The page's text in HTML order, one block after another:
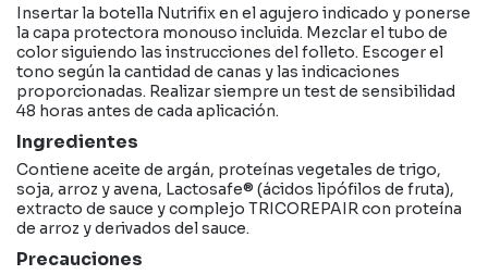
Insertar la botella Nutrifix en el agujero indicado y ponerse
la capa protectora monouso incluida. Mezclar el tubo de
color siguiendo las instrucciones del folleto. Escoger el
tono según la cantidad de canas y las indicaciones
proporcionadas. Realizar siempre un test de sensibilidad
48 horas antes de cada aplicación.
Ingredientes
Contiene aceite de argán, proteínas vegetales de trigo,
soja, arroz y avena, Lactosafe® (ácidos lipófilos de fruta),
extracto de sauce y complejo TRICOREPAIR con proteína
de arroz y derivados del sauce.
Precauciones